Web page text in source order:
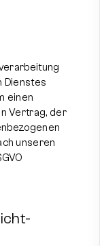
Dienstes
einen
Vertrag, der
unseren